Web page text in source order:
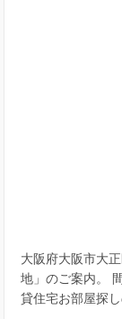
大阪府大阪市大
地」のご案内。
貸住宅お部屋探し